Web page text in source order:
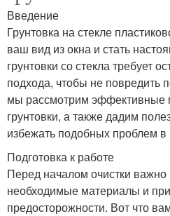
Введение
Грунтовка на стекле
ваш вид из окна и стать
грунтовки со стекла требует
подхода, чтобы не повредить
мы рассмотрим эффективные
грунтовки, а также дадим
избежать подобных проблем
Подготовка к работе
Перед началом очистки важно
необходимые материалы и
предосторожности. Вот что